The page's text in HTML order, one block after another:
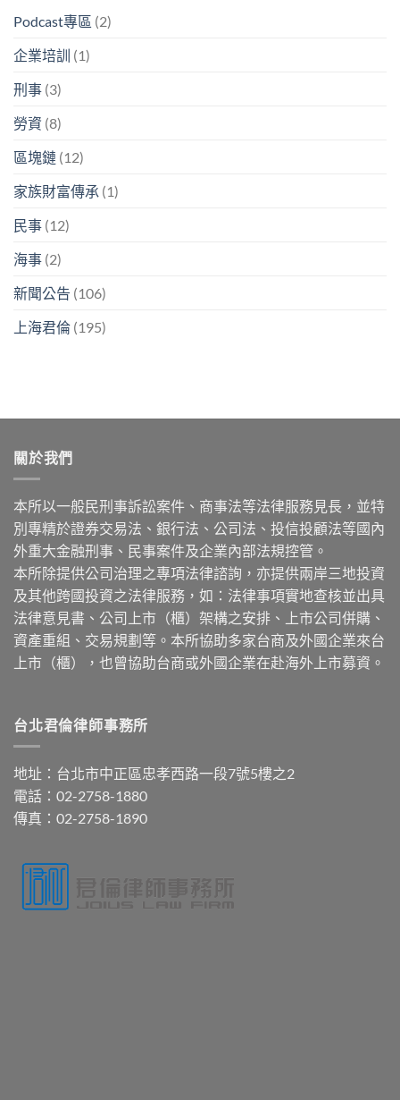
Podcast專區 (2)
企業培訓 (1)
刑事 (3)
勞資 (8)
區塊鏈 (12)
家族財富傳承 (1)
民事 (12)
海事 (2)
新聞公告 (106)
上海君倫 (195)
關於我們
本所以一般民刑事訴訟案件、商事法等法律服務見長，並特
別專精於證券交易法、銀行法、公司法、投信投顧法等國內
外重大金融刑事、民事案件及企業內部法規控管。
本所除提供公司治理之專項法律諮詢，亦提供兩岸三地投資
及其他跨國投資之法律服務，如：法律事項實地查核並出具
法律意見書、公司上市（櫃）架構之安排、上市公司併購、
資產重組、交易規劃等。本所協助多家台商及外國企業來台
上市（櫃），也曾協助台商或外國企業在赴海外上市募資。
台北君倫律師事務所
地址：台北市中正區忠孝西路一段7號5樓之2
電話：02-2758-1880
傳真：02-2758-1890